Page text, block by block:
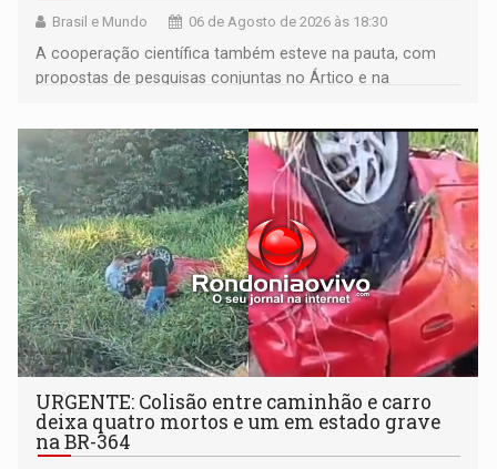
Brasil e Mundo 06 de Agosto de 2026 às 18:30
A cooperação científica também esteve na pauta, com
propostas de pesquisas conjuntas no Ártico e na
URGENTE: Colisão entre caminhão e carro
deixa quatro mortos e um em estado grave
na BR-364